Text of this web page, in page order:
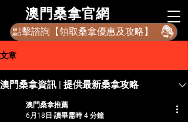
​澳門桑拿官網
點擊諮詢【領取桑拿優惠及攻略】
文章
澳門桑拿資訊 | 提供最新桑拿攻略
澳門桑拿推薦
6月18日 讀畢需時 4 分鐘